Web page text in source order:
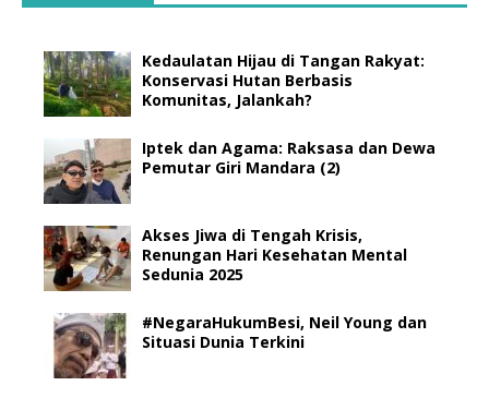
Kedaulatan Hijau di Tangan Rakyat:
Konservasi Hutan Berbasis
Komunitas, Jalankah?
Iptek dan Agama: Raksasa dan Dewa
Pemutar Giri Mandara (2)
Akses Jiwa di Tengah Krisis,
Renungan Hari Kesehatan Mental
Sedunia 2025
#NegaraHukumBesi, Neil Young dan
Situasi Dunia Terkini